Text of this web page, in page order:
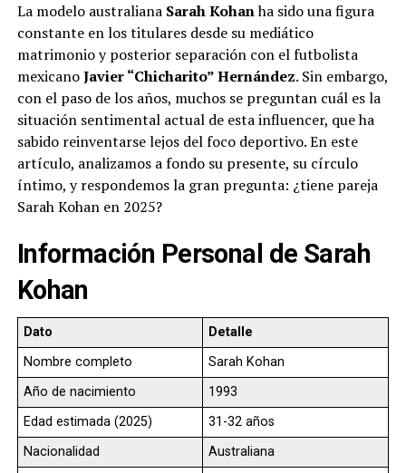
La modelo australiana Sarah Kohanha sido una figura
constante en los titulares desde su mediático
matrimonio y posterior separación con el futbolista
mexicanoJavier “Chicharito” Hernández. Sin embargo,
con el paso de los años, muchos se preguntan cuál es la
situación sentimental actual de esta influencer, que ha
sabido reinventarse lejos del foco deportivo. En este
artículo, analizamos a fondo su presente, su círculo
íntimo, y respondemos la gran pregunta: ¿tiene pareja
Sarah Kohan en 2025?
Información Personal de Sarah
Kohan
Dato
Detalle
Nombre completo
Sarah Kohan
Año de nacimiento
1993
Edad estimada (2025)
31-32 años
Nacionalidad
Australiana